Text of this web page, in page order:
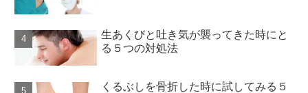
生あくびと吐き気が襲ってきた時にと
る５つの対処法
くるぶしを骨折した時に試してみる５